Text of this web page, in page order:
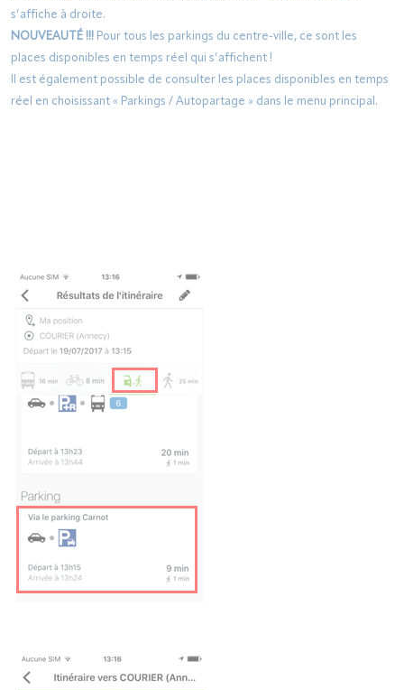
s’affiche à droite.
NOUVEAUTÉ !!! Pour tous les parkings du centre-ville, ce sont les
places disponibles en temps réel qui s’affichent !
Il est également possible de consulter les places disponibles en temps
réel en choisissant « Parkings / Autopartage » dans le menu principal.